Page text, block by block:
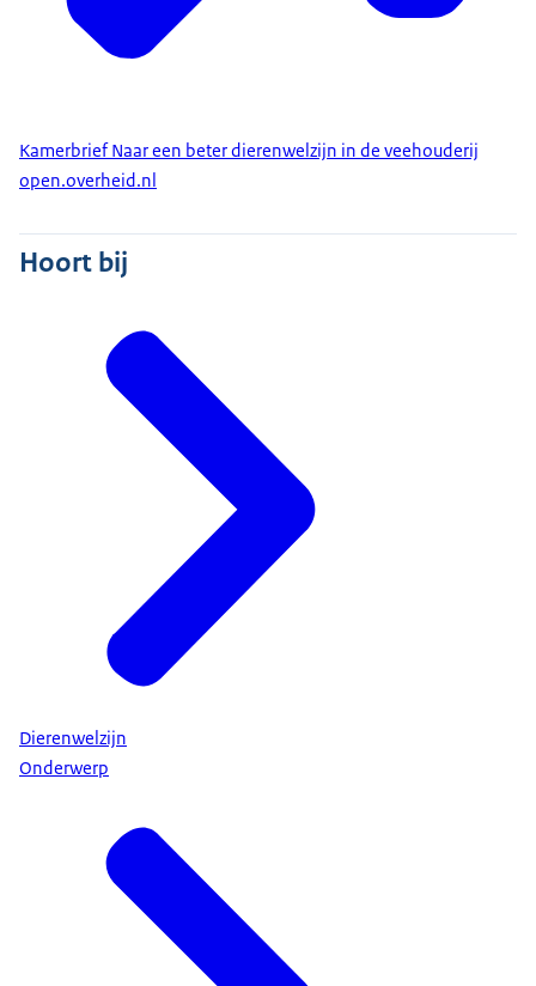
Kamerbrief Naar een beter dierenwelzijn in de veehouderij
open.overheid.nl
Hoort bij
Dierenwelzijn
Onderwerp